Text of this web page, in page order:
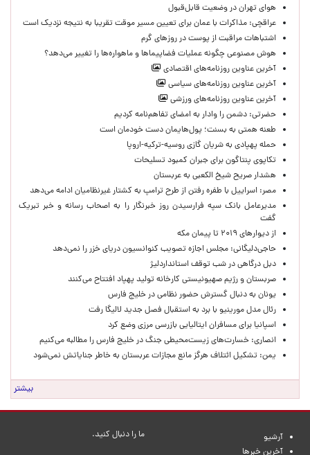
هوای تهران در وضعیت قابل‌قبول
عراقچی: مذاکرات با عمان برای تعیین مسیر موقت تقریبا به نتیجه نزدیک است
اشتباهات مراقبت از پوست در روزهای گرم
هوش مصنوعی چگونه عملیات فضاپیماها و ماهواره‌ها را تغییر می‌دهد؟
آخرین عناوین روزنامه‌های اقتصادی
آخرین عناوین روزنامه‌های سیاسی
آخرین عناوین روزنامه‌های ورزشی
حضرتی: دشمن را وادار به امضای تفاهم‌نامه کردیم
طعنه همتی به بسنت؛ پول‌هایمان دست خودمان است
حمله پهپادی به شریان گازی روسیه-ترکیه-اروپا
تکاپوی پنتاگون برای جبران کمبود تسلیحات
هشدار صریح شیخ الکعبی به عربستان
مصر: اسراییل با طفره رفتن از طرح ترامپ به کشتار غیرنظامیان ادامه می‌دهد
مدیرعامل بانک سپه فرارسیدن روز خبرنگار را به اصحاب رسانه و خبر تبریک
گفت
از دیوارهای ۲۰۱۹ تا پیمان مکه
حاجی‌دلیگانی: مجلس اجازه تصویب کنوانسیون دریای خزر را نمی‌دهد
دبل درگاهی در شب توقف استانداردلیژ
صربستان و رژیم صهیونیستی کارخانه تولید پهپاد افتتاح می‌کنند
یونان به دنبال گسترش حضور نظامی در خلیج فارس
رئال مدل مورینیو با برد به استقبال فصل جدید لالیگا رفت
اسپانیا برای مسافران ایتالیایی بازرسی مرزی وضع کرد
انصاری: خسارت‌های زیست‌محیطی جنگ در خلیج فارس را مطالبه‌ می‌کنیم
یمن: تشکیل ائتلاف هرگز مانع مجازات عربستان به خاطر جنایاتش نمی‌شود
بیشتر
آرشیو
آخرین خبرها
ما را دنبال کنید.